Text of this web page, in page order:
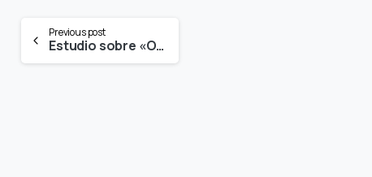
Continue
Reading
Previous post
Estudio sobre «Ocio nocturno, consumo de drogas y sexualidad»